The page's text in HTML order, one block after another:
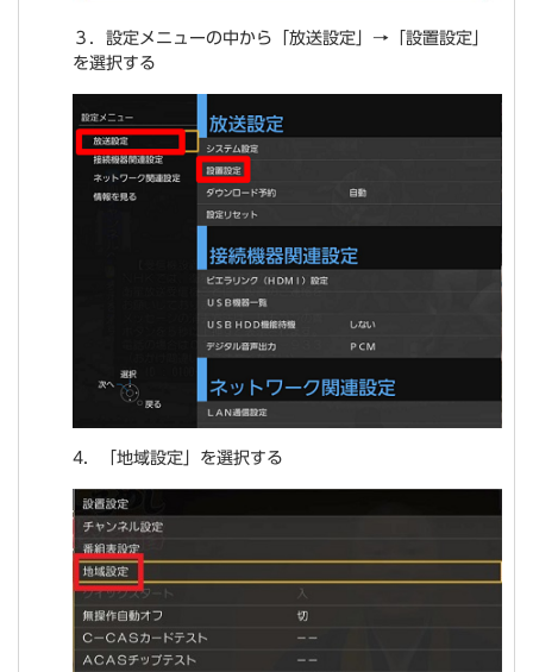
３．設定メニューの中から「放送設定」→「設置設定」
を選択する
4．「地域設定」を選択する